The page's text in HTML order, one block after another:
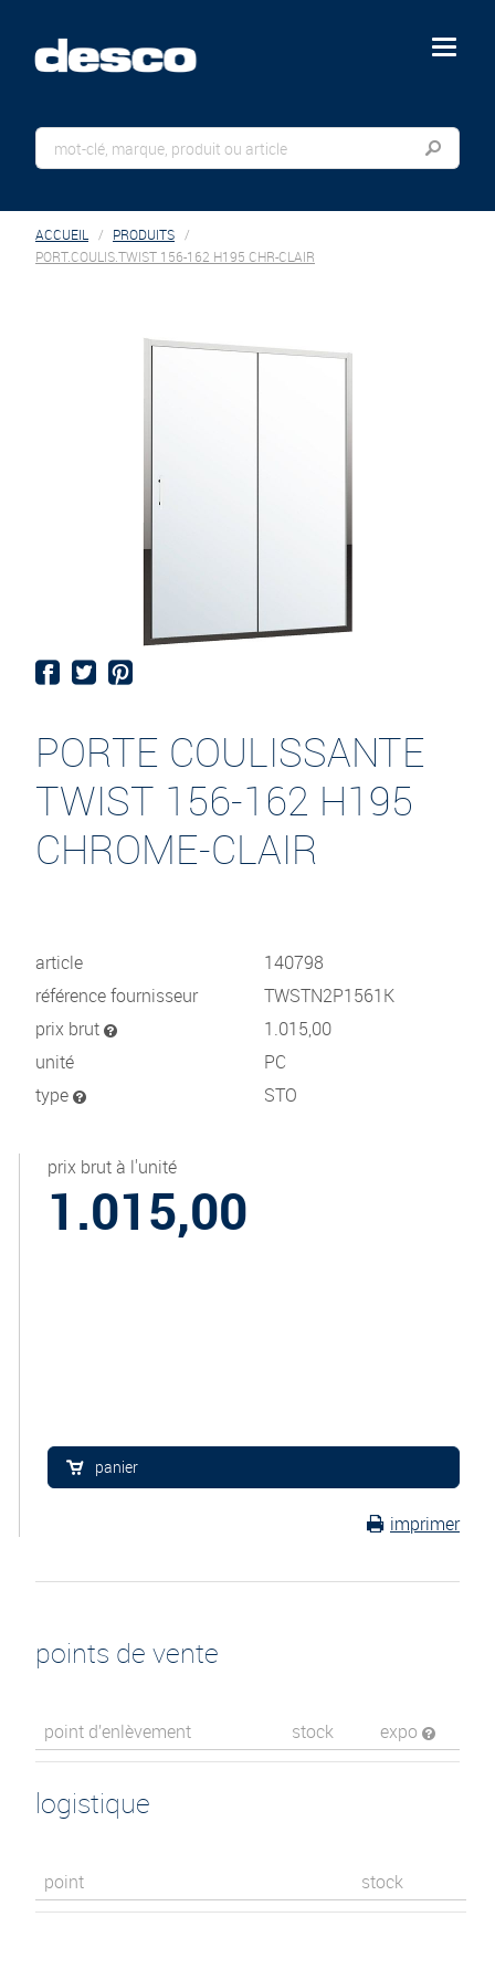
menu
ACCUEIL
PRODUITS
PORT.COULIS.TWIST 156-162 H195 CHR-CLAIR
PORTE COULISSANTE
TWIST 156-162 H195
CHROME-CLAIR
article
140798
référence fournisseur
TWSTN2P1561K
prix brut
1.015,00
unité
PC
type
STO
prix brut à l'unité
1.015,00
panier
imprimer
points de vente
point d’enlèvement stock expo
logistique
point stock